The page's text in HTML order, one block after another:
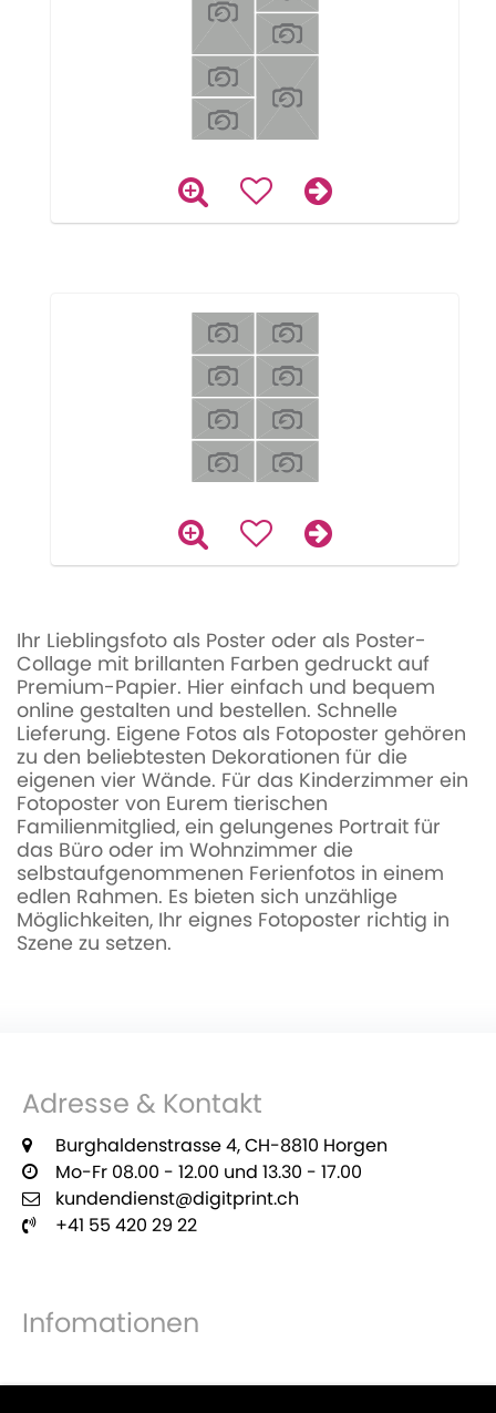
Ihr Lieblingsfoto als Poster oder als Poster-
Collage mit brillanten Farben gedruckt auf
Premium-Papier. Hier einfach und bequem
online gestalten und bestellen. Schnelle
Lieferung. Eigene Fotos als Fotoposter gehören
zu den beliebtesten Dekorationen für die
eigenen vier Wände. Für das Kinderzimmer ein
Fotoposter von Eurem tierischen
Familienmitglied, ein gelungenes Portrait für
das Büro oder im Wohnzimmer die
selbstaufgenommenen Ferienfotos in einem
edlen Rahmen. Es bieten sich unzählige
Möglichkeiten, Ihr eignes Fotoposter richtig in
Szene zu setzen.
Adresse & Kontakt
Burghaldenstrasse 4, CH-8810 Horgen
Mo-Fr 08.00 - 12.00 und 13.30 - 17.00
kundendienst@digitprint.ch
+41 55 420 29 22
Infomationen